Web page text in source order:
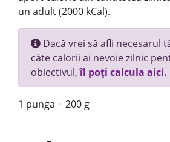
un adult (2000 kCal).
Dacă vrei să afli necesarul
câte calorii ai nevoie zilnic
obiectivul,îl poți calcula aici.
1 punga = 200 g